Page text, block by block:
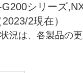
シリーズ
2現在）
況は、各製品の